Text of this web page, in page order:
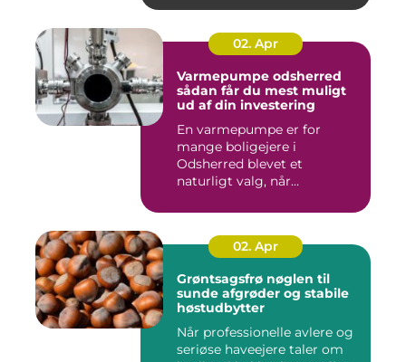
02. Apr
Varmepumpe odsherred
sådan får du mest muligt
ud af din investering
En varmepumpe er for
mange boligejere i
Odsherred blevet et
naturligt valg, når
02. Apr
Grøntsagsfrø nøglen til
sunde afgrøder og stabile
høstudbytter
Når professionelle avlere og
seriøse haveejere taler om